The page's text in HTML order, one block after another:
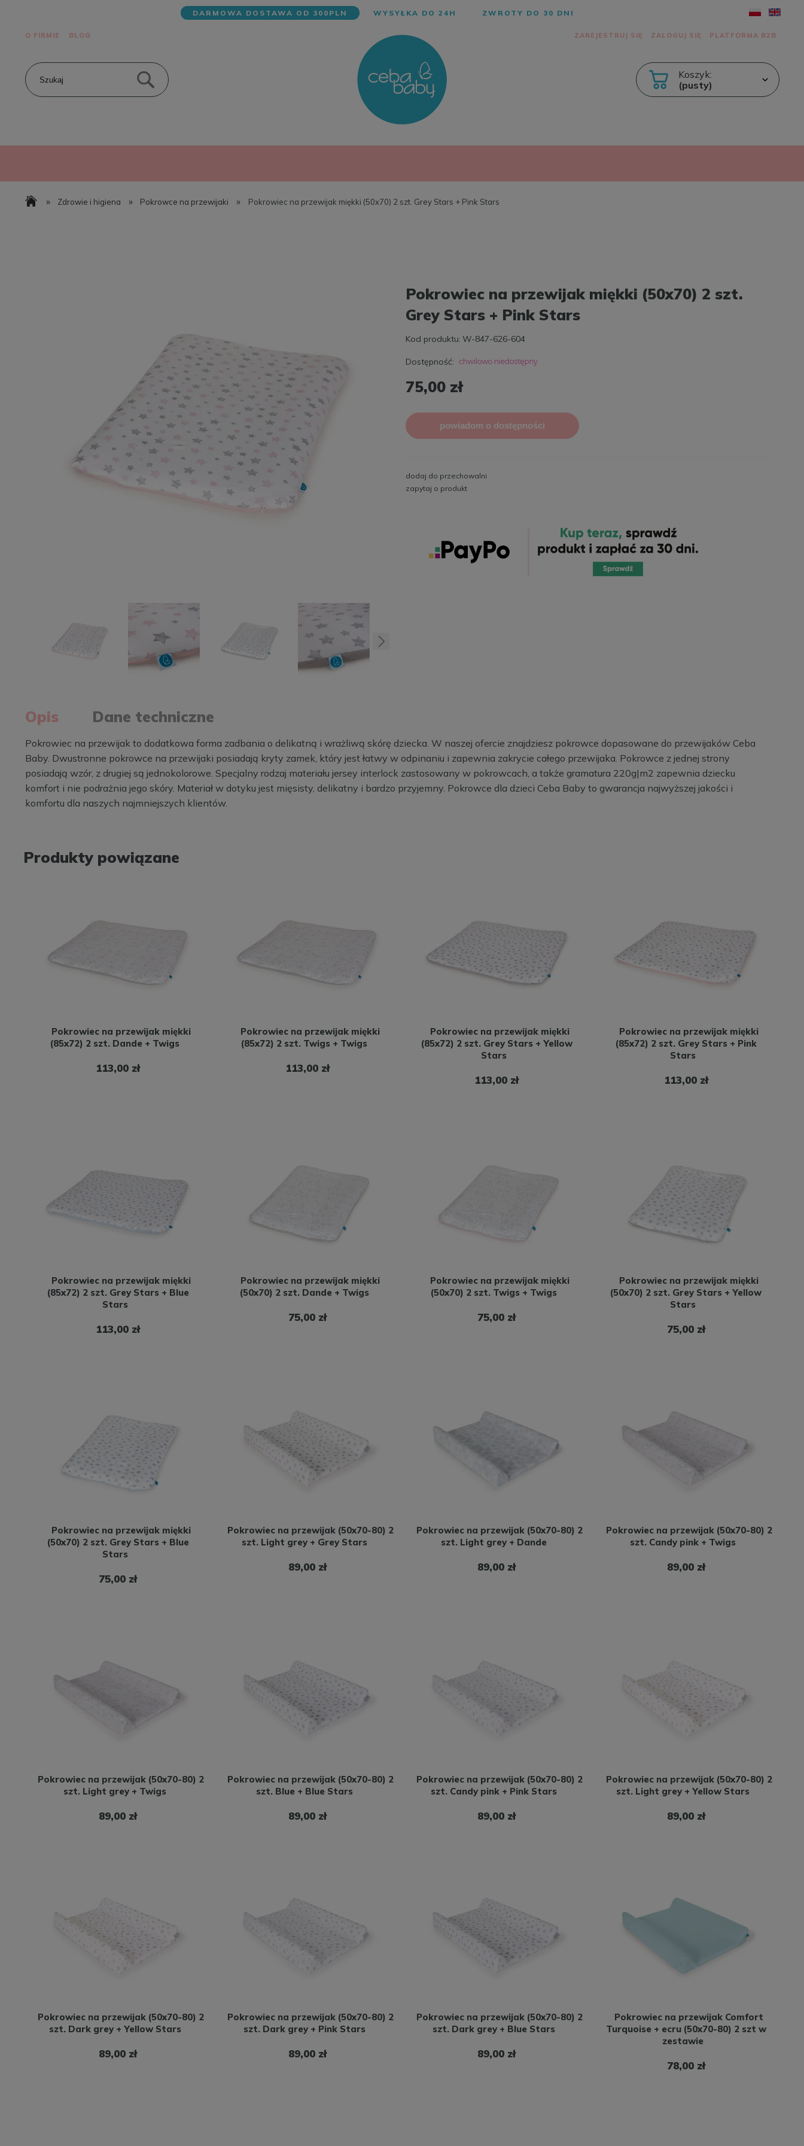
DARMOWA DOSTAWA OD 300PLN WYSYŁKA DO 24H ZWROTY DO 30 DNI
O FIRMIE BLOG ZAREJESTRUJ SIĘ ZALOGUJ SIĘ PLATFORMA B2B
Koszyk:
(pusty)
» Zdrowie i higiena » Pokrowce na przewijaki » Pokrowiec na przewijak miękki (50x70) 2 szt. Grey Stars + Pink Stars
Pokrowiec na przewijak miękki (50x70) 2 szt.
Grey Stars + Pink Stars
Kod produktu: W-847-626-604
Dostępność:
75,00 zł
powiadom o dostępności
dodaj do przechowalni
zapytaj o produkt
Opis Dane techniczne
Pokrowiec na przewijak to dodatkowa forma zadbania o delikatną i wrażliwą skórę dziecka. W naszej ofercie znajdziesz pokrowce dopasowane do przewijaków Ceba
Baby. Dwustronne pokrowce na przewijaki posiadają kryty zamek, który jest łatwy w odpinaniu i zapewnia zakrycie całego przewijaka. Pokrowce z jednej strony
posiadają wzór, z drugiej są jednokolorowe. Specjalny rodzaj materiału jersey interlock zastosowany w pokrowcach, a także gramatura 220g|m2 zapewnia dziecku
komfort i nie podrażnia jego skóry. Materiał w dotyku jest mięsisty, delikatny i bardzo przyjemny. Pokrowce dla dzieci Ceba Baby to gwarancja najwyższej jakości i
komfortu dla naszych najmniejszych klientów.
Produkty powiązane
Pokrowiec na przewijak miękki
(85x72) 2 szt. Dande + Twigs
113,00 zł
Pokrowiec na przewijak miękki
(85x72) 2 szt. Twigs + Twigs
113,00 zł
Pokrowiec na przewijak miękki
(85x72) 2 szt. Grey Stars + Yellow
Stars
113,00 zł
Pokrowiec na przewijak miękki
(85x72) 2 szt. Grey Stars + Pink
Stars
113,00 zł
Pokrowiec na przewijak miękki
(85x72) 2 szt. Grey Stars + Blue
Stars
113,00 zł
Pokrowiec na przewijak miękki
(50x70) 2 szt. Dande + Twigs
75,00 zł
Pokrowiec na przewijak miękki
(50x70) 2 szt. Twigs + Twigs
75,00 zł
Pokrowiec na przewijak miękki
(50x70) 2 szt. Grey Stars + Yellow
Stars
75,00 zł
Pokrowiec na przewijak miękki
(50x70) 2 szt. Grey Stars + Blue
Stars
75,00 zł
Pokrowiec na przewijak (50x70-80) 2
szt. Light grey + Grey Stars
89,00 zł
Pokrowiec na przewijak (50x70-80) 2
szt. Light grey + Dande
89,00 zł
Pokrowiec na przewijak (50x70-80) 2
szt. Candy pink + Twigs
89,00 zł
Pokrowiec na przewijak (50x70-80) 2
szt. Light grey + Twigs
89,00 zł
Pokrowiec na przewijak (50x70-80) 2
szt. Blue + Blue Stars
89,00 zł
Pokrowiec na przewijak (50x70-80) 2
szt. Candy pink + Pink Stars
89,00 zł
Pokrowiec na przewijak (50x70-80) 2
szt. Light grey + Yellow Stars
89,00 zł
Pokrowiec na przewijak (50x70-80) 2
szt. Dark grey + Yellow Stars
89,00 zł
Pokrowiec na przewijak (50x70-80) 2
szt. Dark grey + Pink Stars
89,00 zł
Pokrowiec na przewijak (50x70-80) 2
szt. Dark grey + Blue Stars
89,00 zł
Pokrowiec na przewijak Comfort
Turquoise + ecru (50x70-80) 2 szt w
zestawie
78,00 zł